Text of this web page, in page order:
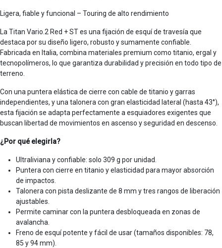
Ligera, fiable y funcional – Touring de alto rendimiento
La Titan Vario.2 Red + ST es una fijación de esquí de travesía que
destaca por su diseño ligero, robusto y sumamente confiable.
Fabricada en Italia, combina materiales premium como titanio, ergal y
tecnopolímeros, lo que garantiza durabilidad y precisión en todo tipo de
terreno.
Con una puntera elástica de cierre con cable de titanio y garras
independientes, y una talonera con gran elasticidad lateral (hasta 43°),
esta fijación se adapta perfectamente a esquiadores exigentes que
buscan libertad de movimientos en ascenso y seguridad en descenso.
¿Por qué elegirla?
Ultraliviana y confiable: solo 309 g por unidad.
Puntera con cierre en titanio y elasticidad para mayor absorción
de impactos.
Talonera con pista deslizante de 8 mm y tres rangos de liberación
ajustables.
Permite caminar con la puntera desbloqueada en zonas de
avalancha.
Freno de esquí potente y fácil de usar (tamaños disponibles: 78,
85 y 94 mm).